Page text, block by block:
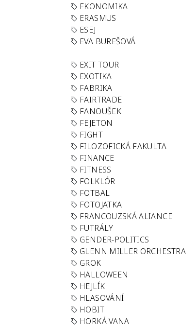
EKONOMIKA
ERASMUS
ESEJ
EVA BUREŠOVÁ
EXIT TOUR
EXOTIKA
FABRIKA
FAIRTRADE
FANOUŠEK
FEJETON
FIGHT
FILOZOFICKÁ FAKULTA
FINANCE
FITNESS
FOLKLÓR
FOTBAL
FOTOJATKA
FRANCOUZSKÁ ALIANCE
FUTRÁLY
GENDER-POLITICS
GLENN MILLER ORCHESTRA
GROK
HALLOWEEN
HEJLÍK
HLASOVÁNÍ
HOBIT
HORKÁ VANA